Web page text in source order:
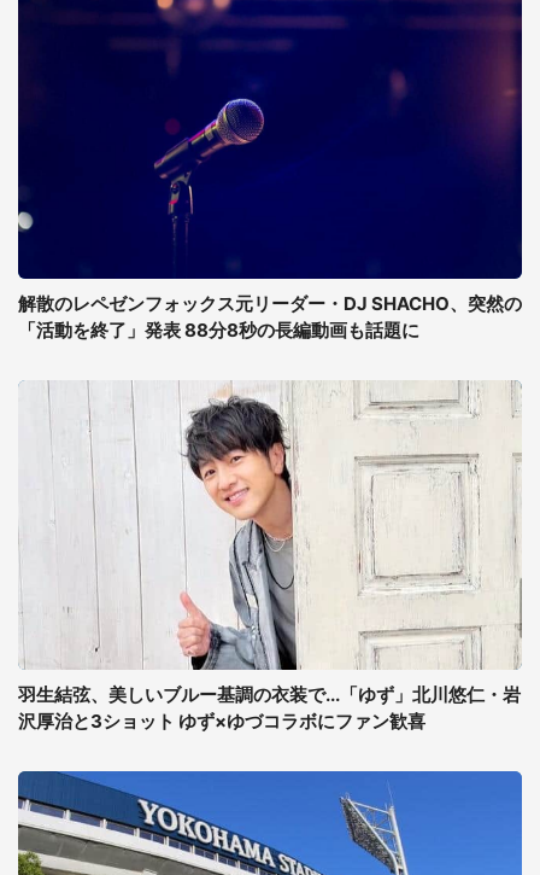
解散のレペゼンフォックス元リーダー・DJ SHACHO、突然の
「活動を終了」発表 88分8秒の長編動画も話題に
羽生結弦、美しいブルー基調の衣装で...「ゆず」北川悠仁・岩
沢厚治と3ショット ゆず×ゆづコラボにファン歓喜